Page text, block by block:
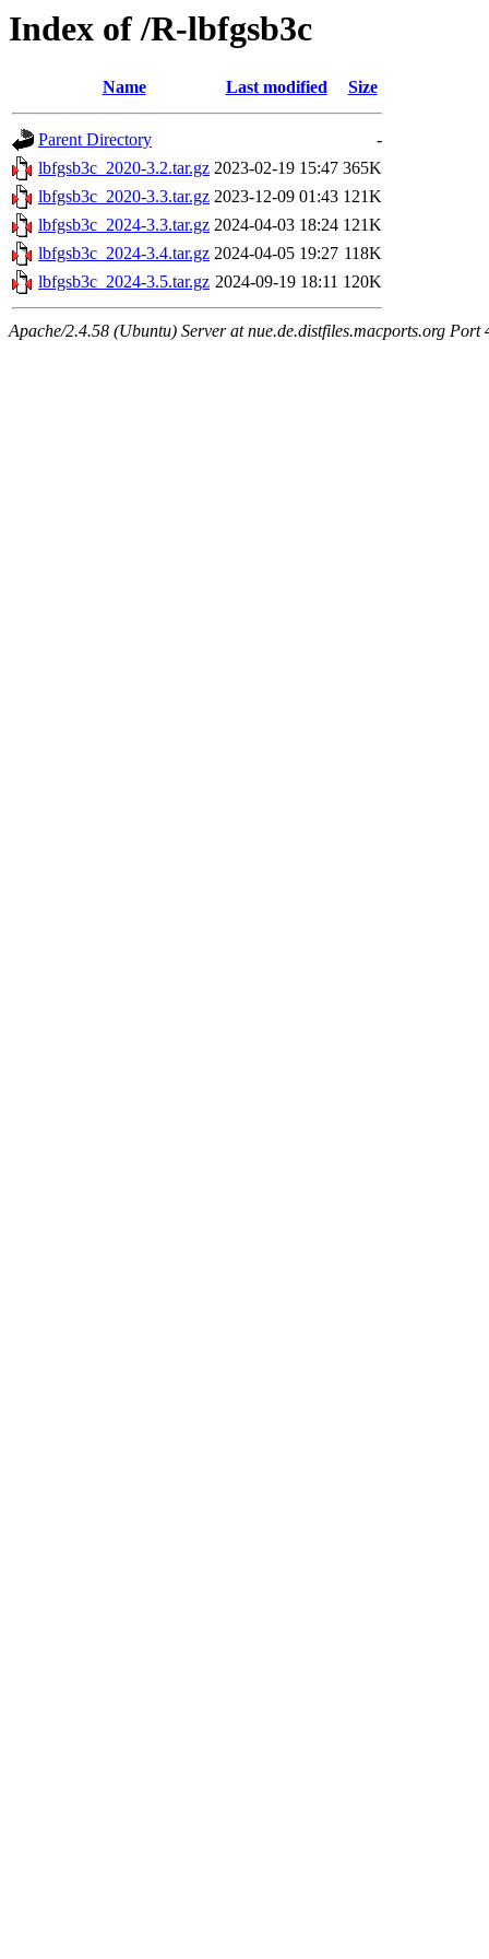
Index of /R-lbfgsb3c
Name Last modified Size
Parent Directory
-
lbfgsb3c_2020-3.2.tar.gz 2023-02-19 15:47 365K
lbfgsb3c_2020-3.3.tar.gz 2023-12-09 01:43 121K
lbfgsb3c_2024-3.3.tar.gz 2024-04-03 18:24 121K
lbfgsb3c_2024-3.4.tar.gz 2024-04-05 19:27 118K
lbfgsb3c_2024-3.5.tar.gz 2024-09-19 18:11 120K
Apache/2.4.58 (Ubuntu) Server at nue.de.distfiles.macports.org Port